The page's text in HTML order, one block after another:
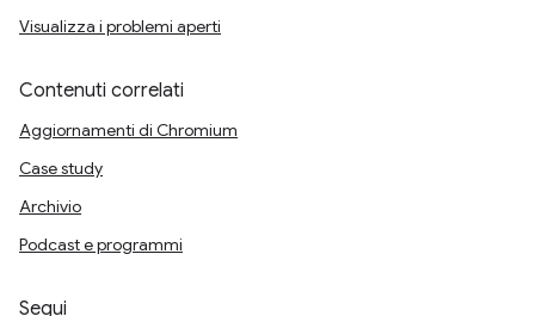
Visualizza i problemi aperti
Contenuti correlati
Aggiornamenti di Chromium
Case study
Archivio
Podcast e programmi
Segui